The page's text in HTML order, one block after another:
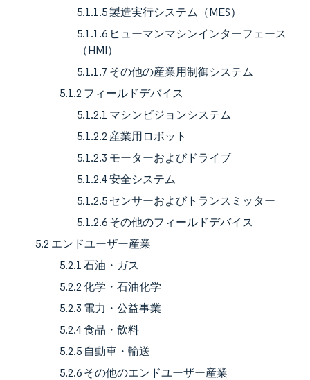
5.1.1.5 製造実行システム（MES）
5.1.1.6 ヒューマンマシンインターフェース
（HMI）
5.1.1.7 その他の産業用制御システム
5.1.2 フィールドデバイス
5.1.2.1 マシンビジョンシステム
5.1.2.2 産業用ロボット
5.1.2.3 モーターおよびドライブ
5.1.2.4 安全システム
5.1.2.5 センサーおよびトランスミッター
5.1.2.6 その他のフィールドデバイス
5.2 エンドユーザー産業
5.2.1 石油・ガス
5.2.2 化学・石油化学
5.2.3 電力・公益事業
5.2.4 食品・飲料
5.2.5 自動車・輸送
5.2.6 その他のエンドユーザー産業